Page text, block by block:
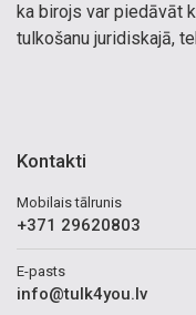
ka birojs var piedāvāt
tulkošanu juridiskajā,
Kontakti
Mobilais tālrunis
+371 29620803
E-pasts
info@tulk4you.lv